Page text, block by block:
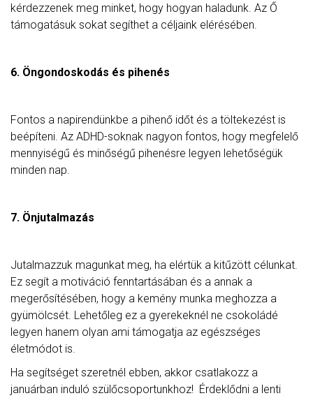
kérdezzenek meg minket, hogy hogyan haladunk. Az Ő
támogatásuk sokat segíthet a céljaink elérésében.
6. Öngondoskodás és pihenés
Fontos a napirendünkbe a pihenő időt és a töltekezést is
beépíteni. Az ADHD-soknak nagyon fontos, hogy megfelelő
mennyiségű és minőségű pihenésre legyen lehetőségük
minden nap.
7. Önjutalmazás
Jutalmazzuk magunkat meg, ha elértük a kitűzött célunkat.
Ez segít a motiváció fenntartásában és a annak a
megerősítésében, hogy a kemény munka meghozza a
gyümölcsét. Lehetőleg ez a gyerekeknél ne csokoládé
legyen hanem olyan ami támogatja az egészséges
életmódot is.
Ha segítséget szeretnél ebben, akkor csatlakozz a
januárban induló szülőcsoportunkhoz! Érdeklődni a lenti